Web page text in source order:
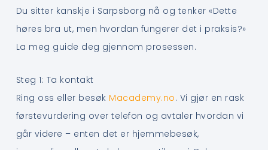
Du sitter kanskje i Sarpsborg nå og tenker «Dette
høres bra ut, men hvordan fungerer det i praksis?»
La meg guide deg gjennom prosessen.
Steg 1: Ta kontakt
Ring oss eller besøk Macademy.no. Vi gjør en rask
førstevurdering over telefon og avtaler hvordan vi
går videre – enten det er hjemmebesøk,